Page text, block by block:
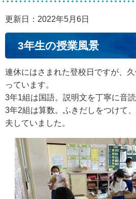
更新日：2022年5月6日
3年生の授業風景
連休にはさまれた登校日ですが、
っています。
3年1組は国語。説明文を丁寧に音読
3年2組は算数。ふきだしをつけて
夫していました。